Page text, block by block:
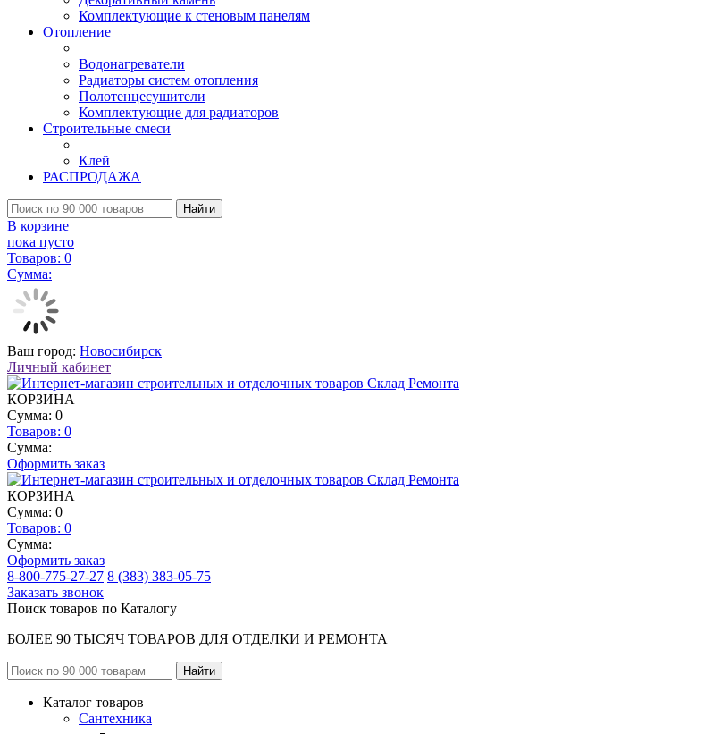
Комплектующие к стеновым панелям
Отопление
Водонагреватели
Радиаторы систем отопления
Полотенцесушители
Комплектующие для радиаторов
Строительные смеси
Клей
РАСПРОДАЖА
Найти
В корзине
пока пусто
Товаров: 0
Сумма:
Ваш город: Новосибирск
Личный кабинет
КОРЗИНА
Сумма: 0
Товаров: 0
Сумма:
Оформить заказ
КОРЗИНА
Сумма: 0
Товаров: 0
Сумма:
Оформить заказ
8-800-775-27-27 8 (383) 383-05-75
Заказать звонок
Поиск товаров по Каталогу
БОЛЕЕ 90 ТЫСЯЧ ТОВАРОВ ДЛЯ ОТДЕЛКИ И РЕМОНТА
Каталог товаров
Сантехника